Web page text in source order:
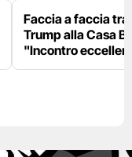
Faccia a faccia
Trump alla Casa
"Incontro